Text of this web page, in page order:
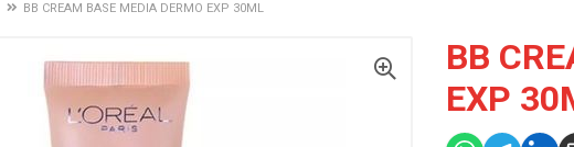
BB CREAM BASE MEDIA DERMO EXP 30ML
BB
EXP